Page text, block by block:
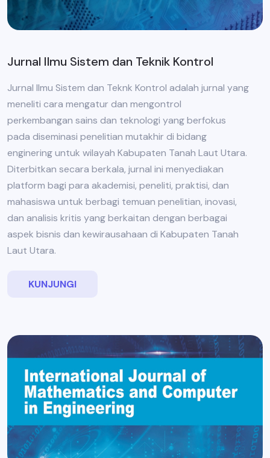
Jurnal Ilmu Sistem dan Teknik Kontrol
Jurnal Ilmu Sistem dan Teknk Kontrol adalah jurnal yang
meneliti cara mengatur dan mengontrol
perkembangan sains dan teknologi yang berfokus
pada diseminasi penelitian mutakhir di bidang
enginering untuk wilayah Kabupaten Tanah Laut Utara.
Diterbitkan secara berkala, jurnal ini menyediakan
platform bagi para akademisi, peneliti, praktisi, dan
mahasiswa untuk berbagi temuan penelitian, inovasi,
dan analisis kritis yang berkaitan dengan berbagai
aspek bisnis dan kewirausahaan di Kabupaten Tanah
Laut Utara.
KUNJUNGI